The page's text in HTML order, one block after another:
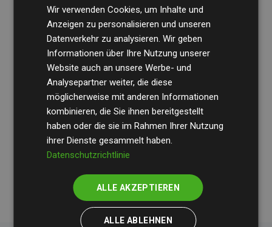
Die Wirtschaftsprüfungsgesellschaft BDOüberprüft
regelmäßig unsere Berechnungen und Methodik, um
Transparenz und Verlässlichkeit sicherzustellen.
Ihre Prüfungen belegen, dass unsere Investitionen in
Klimaschutzprojekte im Durchschnitt200 % der
geschätzten CO₂-Emissionender teilnehmenden
Websites kompensieren – ein klarer Nachweis für die
messbare Klimawirkung unseres Ansatzes.
Wir verwenden Cookies, um Inhalte und
Anzeigen zu personalisieren und unseren
Datenverkehr zu analysieren. Wir geben
Informationen über Ihre Nutzung unserer
Website auch an unsere Werbe- und
Analysepartner weiter, die diese
möglicherweise mit anderen Informationen
kombinieren, die Sie ihnen bereitgestellt
haben oder die sie im Rahmen Ihrer Nutzung
ihrer Dienste gesammelt haben.
Datenschutzrichtlinie
ALLE AKZEPTIEREN
ALLE ABLEHNEN